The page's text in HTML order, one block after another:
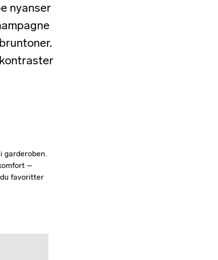
nyanser
garderoben.
–
favoritter